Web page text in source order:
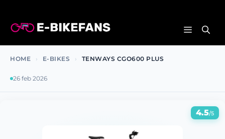
naar
inhoud
MENU
HOME › E-BIKES › TENWAYS CGO600 PLUS
26 feb 2026
4.5/5